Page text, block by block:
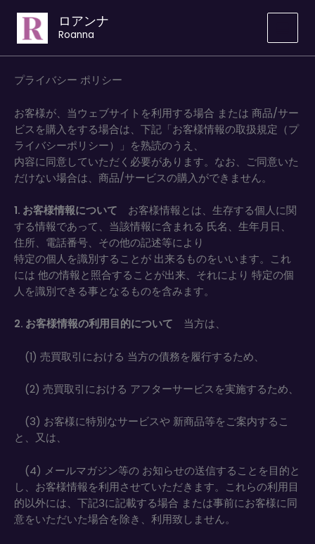
ス
ロアンナ
Roanna
プライバシー ポリシー
お客様が、当ウェブサイトを利用する場合 または 商品/サー
ビスを購入をする場合は、下記「お客様情報の取扱規定（プ
ライバシーポリシー）」を熟読のうえ、
内容に同意していただく必要があります。なお、ご同意いた
だけない場合は、商品/サービスの購入ができません。
1. お客様情報について お客様情報とは、生存する個人に関
する情報であって、当該情報に含まれる 氏名、生年月日、
住所、電話番号、その他の記述等により
特定の個人を識別することが 出来るものをいいます。これ
には 他の情報と照合することが出来、それにより 特定の個
人を識別できる事となるものを含みます。
2. お客様情報の利用目的について 当方は、
(1) 売買取引における 当方の債務を履行するため、
(2) 売買取引における アフターサービスを実施するため、
(3) お客様に特別なサービスや 新商品等をご案内するこ
と、又は、
(4) メールマガジン等の お知らせの送信することを目的と
し、お客様情報を利用させていただきます。これらの利用目
的以外には、下記3に記載する場合 または事前にお客様に同
意をいただいた場合を除き、利用致しません。